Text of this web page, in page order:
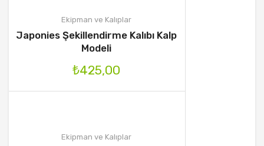
Ekipman ve Kalıplar
Japonies Şekillendirme Kalıbı Kalp
Modeli
₺425,00
Ekipman ve Kalıplar